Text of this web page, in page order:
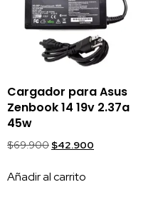
Cargador para Asus
Zenbook 14 19v 2.37a
45w
$69.900 $42.900
Añadir al carrito